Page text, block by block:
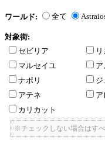
ワールド: 全て
対象街:
セビリア
マルセイユ
ナポリ
ジ
アテネ
カリカット
※チェックしない場合はす